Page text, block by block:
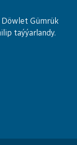
Döwlet Gümrük
taýýarlandy.